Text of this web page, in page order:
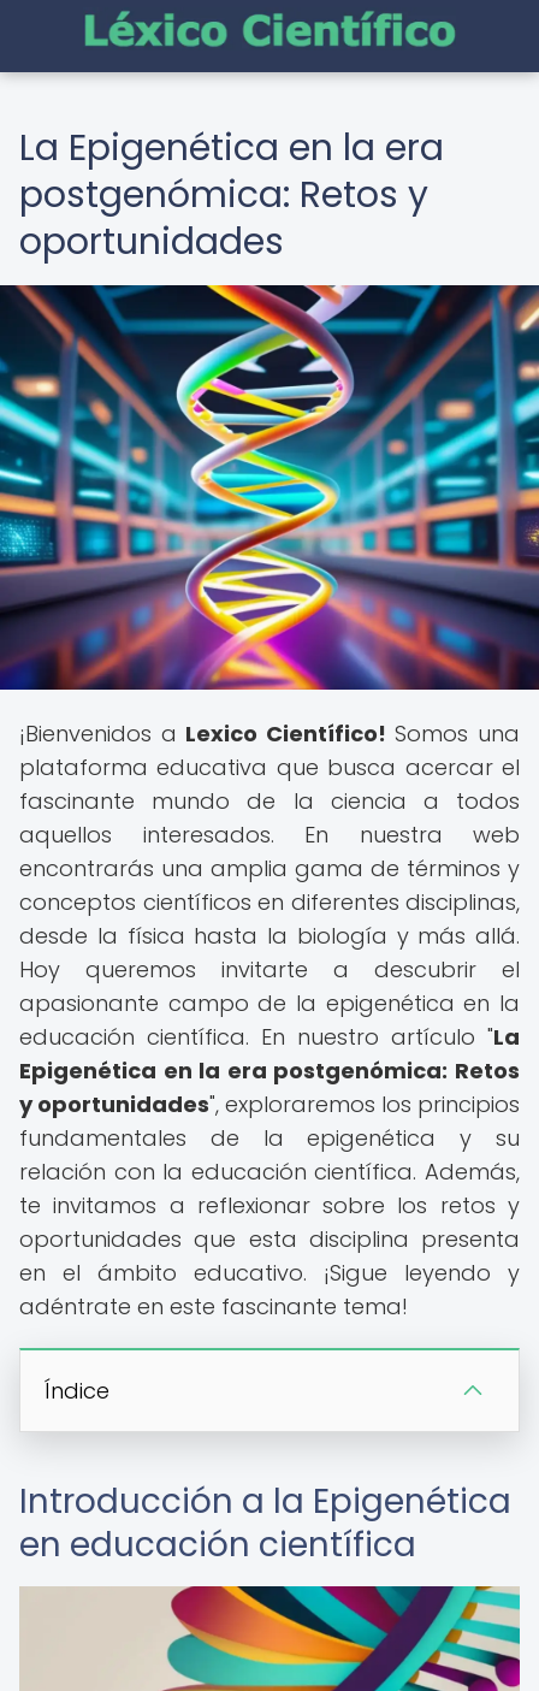
La Epigenética en la era
postgenómica: Retos y
oportunidades
¡Bienvenidos a Lexico Científico! Somos una
plataforma educativa que busca acercar el
fascinante mundo de la ciencia a todos
aquellos interesados. En nuestra web
encontrarás una amplia gama de términos y
conceptos científicos en diferentes disciplinas,
desde la física hasta la biología y más allá.
Hoy queremos invitarte a descubrir el
apasionante campo de la epigenética en la
educación científica. En nuestro artículo "La
Epigenética en la era postgenómica: Retos
y oportunidades", exploraremos los principios
fundamentales de la epigenética y su
relación con la educación científica. Además,
te invitamos a reflexionar sobre los retos y
oportunidades que esta disciplina presenta
en el ámbito educativo. ¡Sigue leyendo y
adéntrate en este fascinante tema!
Índice
Introducción a la Epigenética
en educación científica